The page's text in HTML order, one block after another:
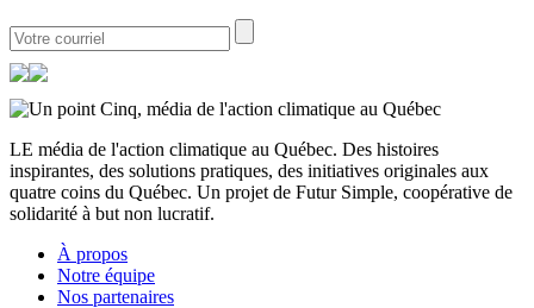
LE média de l'action climatique au Québec. Des histoires
inspirantes, des solutions pratiques, des initiatives originales aux
quatre coins du Québec. Un projet de Futur Simple, coopérative de
solidarité à but non lucratif.
À propos
Notre équipe
Nos partenaires